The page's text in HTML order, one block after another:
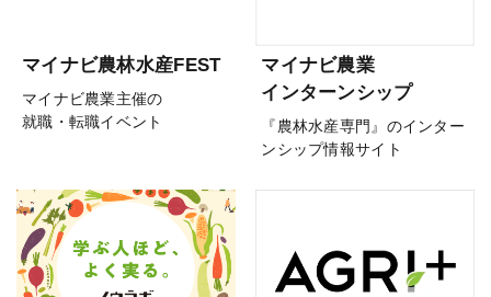
マイナビ農林水産FEST
マイナビ農業主催の
就職・転職イベント
マイナビ農業
インターンシップ
『農林水産専門』のインター
ンシップ情報サイト